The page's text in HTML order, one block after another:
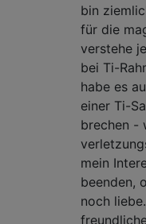
bin
für die
verstehe
bei Ti-
habe es
einer Ti-
brechen -
mein
beenden,
noch